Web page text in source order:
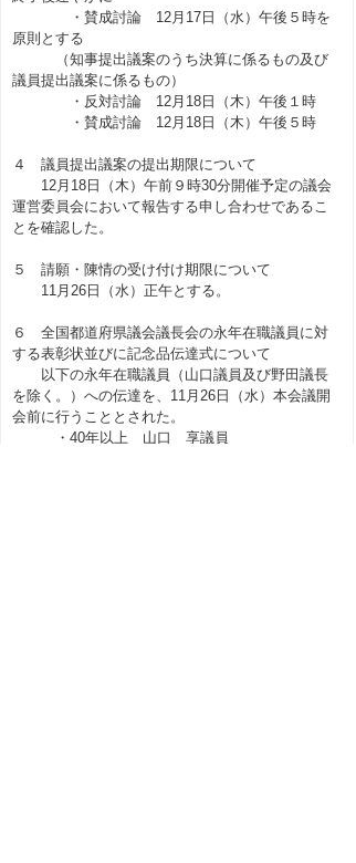
・賛成討論 12月17日（水）午後５時を
原則とする
（知事提出議案のうち決算に係るもの及び
議員提出議案に係るもの）
・反対討論 12月18日（木）午後１時
・賛成討論 12月18日（木）午後５時
４ 議員提出議案の提出期限について
12月18日（木）午前９時30分開催予定の議会
運営委員会において報告する申し合わせであるこ
とを確認した。
５ 請願・陳情の受け付け期限について
11月26日（水）正午とする。
６ 全国都道府県議会議長会の永年在職議員に対
する表彰状並びに記念品伝達式について
以下の永年在職議員（山口議員及び野田議長
を除く。）への伝達を、11月26日（水）本会議開
会前に行うこととされた。
・40年以上 山口 享議員